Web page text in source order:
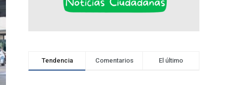
Tendencia Comentarios El último